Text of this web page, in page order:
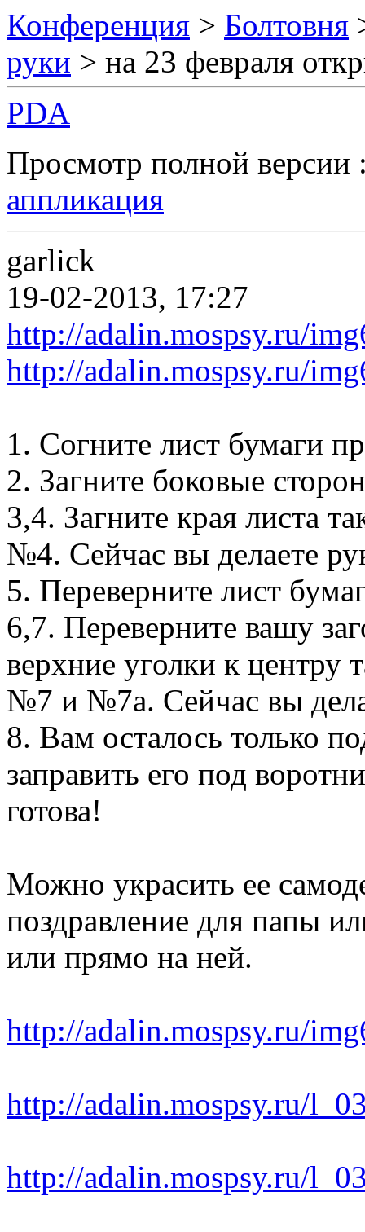
Конференция > Болтовня
руки > на 23 февраля
PDA
Просмотр полной
аппликация
garlick
19-02-2013, 17:27
http://adalin.mospsy.ru/
http://adalin.mospsy.ru/
1. Согните лист бумаги
2. Загните боковые
3,4. Загните края листа
№4. Сейчас вы делаете
5. Переверните лист
6,7. Переверните вашу
верхние уголки к центру
№7 и №7а. Сейчас вы
8. Вам осталось только
заправить его под
готова!
Можно украсить ее
поздравление для папы
или прямо на ней.
http://adalin.mospsy.ru/
http://adalin.mospsy.ru/
http://adalin.mospsy.ru/